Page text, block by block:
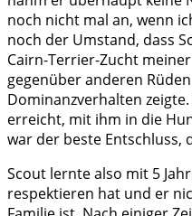
noch nicht mal an, wenn
noch der Umstand, dass
Cairn-Terrier-Zucht
gegenüber anderen
Dominanzverhalten
erreicht, mit ihm in die
war der beste Entschluss,
Scout lernte also mit 5
respektieren hat und er